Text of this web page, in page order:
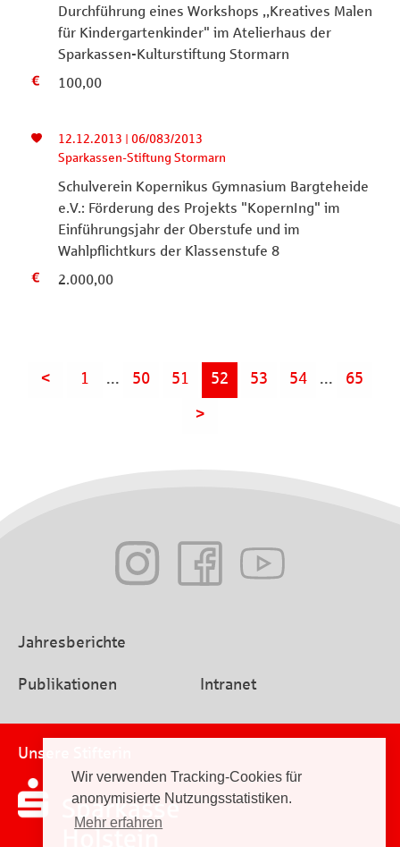
Wir verwenden Tracking-Cookies für
anonymisierte Nutzungsstatistiken.
Mehr erfahren
Durchführung eines Workshops ,,Kreatives Malen
für Kindergartenkinder" im Atelierhaus der
Sparkassen-Kulturstiftung Stormarn
100,00
12.12.2013 | 06/083/2013
Sparkassen-Stiftung Stormarn
Schulverein Kopernikus Gymnasium Bargteheide
e.V.: Förderung des Projekts "KopernIng" im
Einführungsjahr der Oberstufe und im
Wahlpflichtkurs der Klassenstufe 8
2.000,00
< 1 ... 50 51 52 53 54 ...
65
>
Jahresberichte
Publikationen Intranet
Unsere Stifterin